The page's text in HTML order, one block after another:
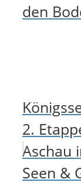
den
2.
Aschau
Seen &